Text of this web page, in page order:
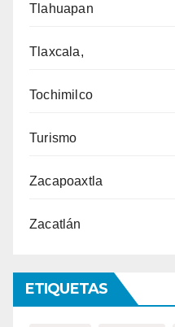
Tlahuapan
Tlaxcala,
Tochimilco
Turismo
Zacapoaxtla
Zacatlán
ETIQUETAS